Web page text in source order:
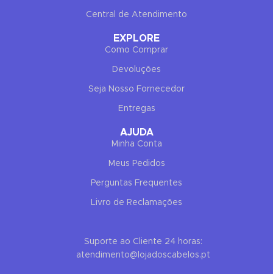
Central de Atendimento
EXPLORE
Como Comprar
Devoluções
Seja Nosso Fornecedor
Entregas
AJUDA
Minha Conta
Meus Pedidos
Perguntas Frequentes
Livro de Reclamações
Suporte ao Cliente 24 horas:
atendimento@lojadoscabelos.pt
END CONVERSATION
Elisa Rodrigues
Online now
name and email 😊